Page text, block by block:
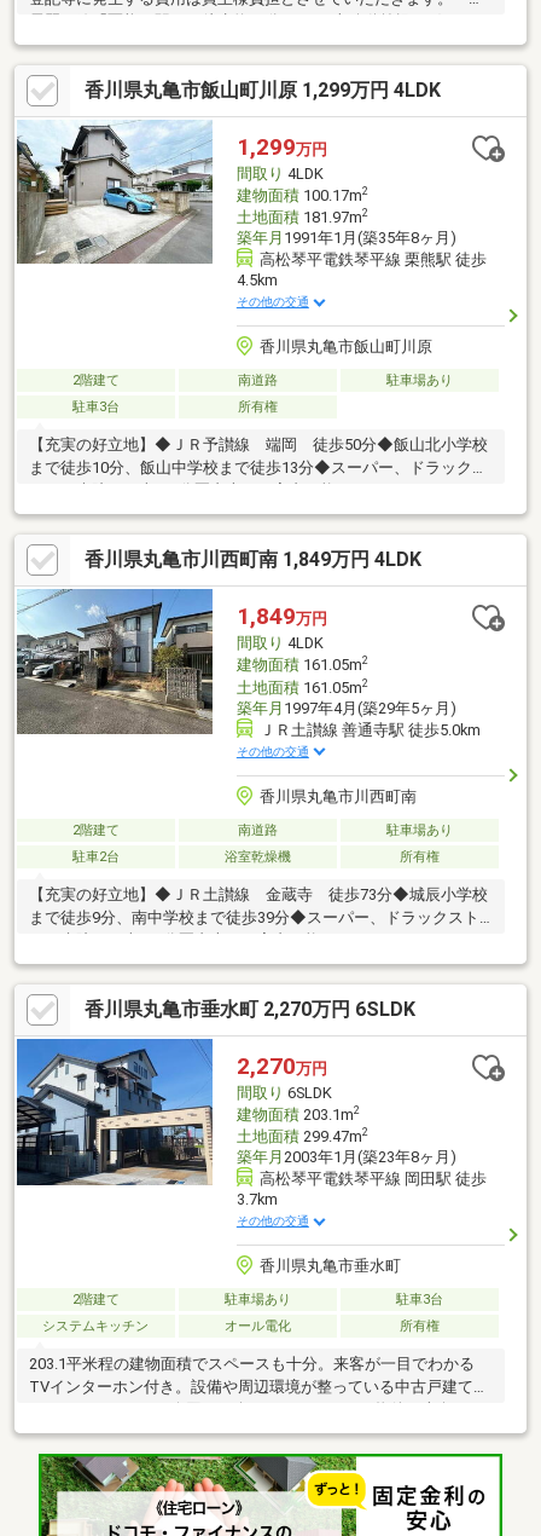
住環境です！・1階建の4K+S 木造の温かみある和室で落ち着いた
暮らし♪・駐車2台可！ ・物置付きでアウトドア用品や季節家電
の収納に便利！・ラ・ムー飯山店約542m フジグラン丸亀約
2268m 吉馴医院約867m 生活利便施設が程よく揃います！・土地
約558.4平米 ガーデニングや家庭菜園に適し お子さまやペットの
遊び場にも♪・閑静な住宅地です！
香川県丸亀市飯山町川原 1,299万円 4LDK
1,299万円
間取り 4LDK
建物面積100.17m2
土地面積181.97m2
築年月 1991年1月(築35年8ヶ月)
高松琴平電鉄琴平線 栗熊駅 徒歩
4.5km
その他の交通
香川県丸亀市飯山町川原
2階建て 南道路
駐車場あり
駐車3台
所有権
【充実の好立地】◆ＪＲ予讃線 端岡 徒歩50分◆飯山北小学校
まで徒歩10分、飯山中学校まで徒歩13分◆スーパー、ドラックス
香川県丸亀市川西町南 1,849万円 4LDK
1,849万円
間取り 4LDK
建物面積161.05m2
土地面積161.05m2
築年月 1997年4月(築29年5ヶ月)
ＪＲ土讃線 善通寺駅 徒歩5.0km
その他の交通
香川県丸亀市川西町南
2階建て 南道路
駐車場あり
駐車2台
浴室乾燥機 所有権
【充実の好立地】◆ＪＲ土讃線 金蔵寺 徒歩73分◆城辰小学校
まで徒歩9分、南中学校まで徒歩39分◆スーパー、ドラックスト
香川県丸亀市垂水町 2,270万円 6SLDK
2,270万円
間取り 6SLDK
建物面積203.1m2
土地面積299.47m2
築年月 2003年1月(築23年8ヶ月)
高松琴平電鉄琴平線 岡田駅 徒歩
3.7km
その他の交通
香川県丸亀市垂水町
2階建て 駐車場あり
駐車3台
システムキッチン
オール電化 所有権
203.1平米程の建物面積でスペースも十分。来客が一目でわかる
TVインターホン付き。設備や周辺環境が整っている中古戸建ては
す。小さなお子様がいる方もベビーカーは高低差の少ない平坦地
がいいですよね。リビングでくつろげる6SLDKの物件です。駐車
する場所は何台あっても嬉しいですねここは駐車3台可です。